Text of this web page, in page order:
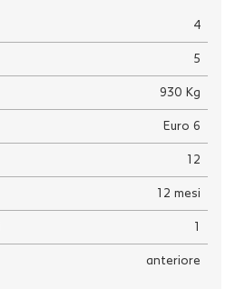
4
5
930 Kg
Euro 6
12
12 mesi
anteriore